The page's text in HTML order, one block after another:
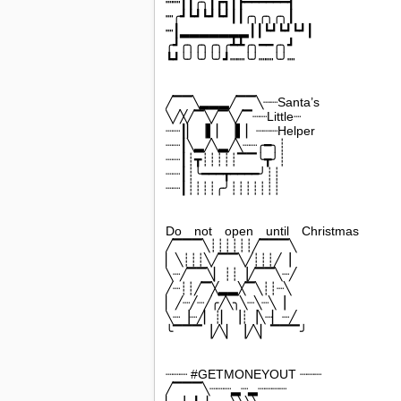
┉╭┛┗┛┗┛┗┛┃┃╭╮╭╮╭╮┃
┉┃▂▂▂▂▂▂▂┃┃┗┛┗┛┗┛┃
╭┛╭╮╭╮╭╮╭┻┻╭╮━━╭╮┛
┗┛╰╯╰╯╰╯┛┉┉╰╯┉┉╰╯┉
╱▔▔╲▂▂▂╱▔▔╲┈┈Santa’s
╲╱╳╱▔╲╱▔╲╱▔┈┈Little┈
┈┈┃▏▕▍▏▕▍▏┈┈┈Helper
┈┈┃╲▂╱╲▂╱╲┈┈╭━╮┊
┈┈┃┊┳┊┊┊┊┊▔▔╰┳╯┊
┈┈┃┊╰━━━┳━━━━╯┊┊
┈┈┃┊┊┊┊╭╯┊┊┊┊┊┊┊
Do not open until Christmas
╱▔▔▔╲┊┊┊┊┊┊╱▔▔▔╲
▏╲┊┊┊╲╱▔▔╲╱┊┊┊╱▕
╲┈╱▔▔╲▏┊┊▕╱▔▔╲┈╱
╱┈┊┊╱▔╳▂▂╳▔╲┊┊┈╲
▏╱┈╱┈╱╭╱╲╮╲┈╲┈╲▕
╲┈▕┈╱▏┊▏▕┊▕╲┈▏┈╱
╰▔▔▔▕╱╲▏▕╱╲▏▔▔▔╯
┈┈┈ #GETMONEYOUT ┈┈┈
╱▔▔▔╲┈┈┈▂┈▂┈┈┈┈